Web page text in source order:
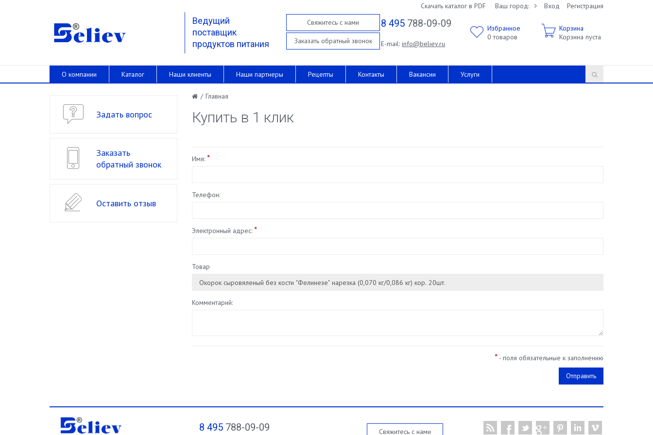
Скачать каталог в PDF Ваш город: Вход Регистрация
Ведущий
поставщик
продуктов питания
Свяжитесь с нами
Заказать обратный звонок
8 495 788-09-09
E-mail:info@believ.ru
Избранное
0 товаров
Корзина
Корзина пуста
О компании Каталог Наши клиенты Наши партнеры Рецепты Контакты Вакансии Услуги
/ Главная
Купить в 1 клик
Имя: *
Телефон:
Электронный адрес: *
Товар
Комментарий:
* - поля обязательные к заполнению
Задать вопрос
Заказать
обратный звонок
Оставить отзыв
8 495788-09-09 Свяжитесь с нами